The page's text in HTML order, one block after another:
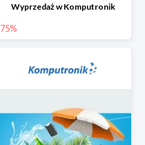
Wyprzedaż w Komputronik
75%